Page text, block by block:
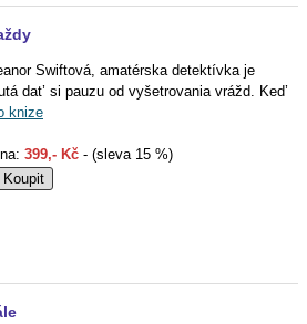
Swiftová, amatérska detektívka je
dat’ si pauzu od vyšetrovania vrážd. Ked’
knize
399,- Kč - (sleva 15 %)